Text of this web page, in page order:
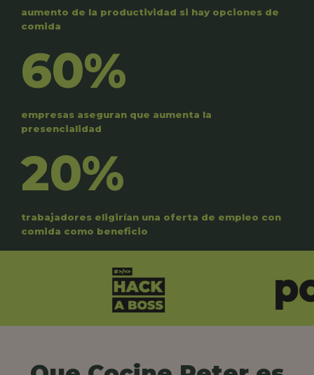
aumento de la productividad si hay opciones de
comida
60%
empresas aseguran que aumenta la
presencialidad
20%
trabajadores eligirían una oferta de empleo con
comida como beneficio